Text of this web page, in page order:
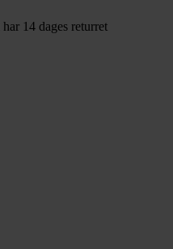
14 dages returret